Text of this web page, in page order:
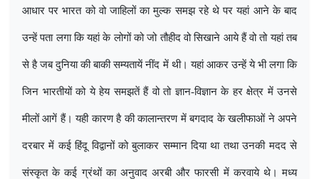
आधार पर भारत को वो जाहिलों का मुल्क समझ रहे थे पर यहां आने के बाद
उन्हें पता लगा कि यहां के लोगों को जो तौहीद वो सिखाने आये हैं वो तो यहां तब
से है जब दुनिया की बाकी सम्यतायें नींद में थी। यहां आकर उन्हें ये भी लगा कि
जिन भारतीयों को ये हेय समझतें हैं वो तो ज्ञान-विज्ञान के हर क्षेत्र में उनसे
मीलों आगें हैं। यही कारण है की कालान्तरण में बगदाद के खलीफाओं ने अपने
दरबार में कई हिंदू विद्वानों को बुलाकर सम्मान दिया था तथा उनकी मदद से
संस्कृत के कई ग्रंथों का अनुवाद अरबी और फारसी में करवाये थे। मध्य